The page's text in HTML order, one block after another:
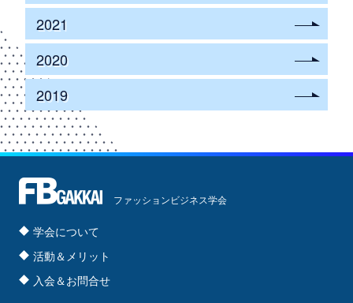
2021
2020
2019
ファッションビジネス学会
学会について
活動＆メリット
入会＆お問合せ